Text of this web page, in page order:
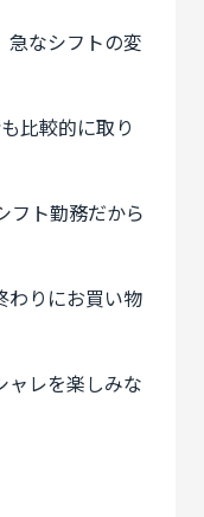
なシフトの変
比較的に取り
ト勤務だから
りにお買い物
レを楽しみな